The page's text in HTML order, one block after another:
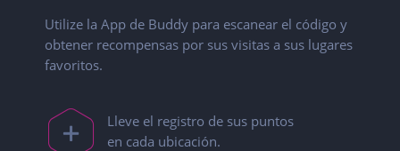
Utilize la App de Buddy para escanear el código y
obtener recompensas por sus visitas a sus lugares
favoritos.
Lleve el registro de sus puntos
en cada ubicación.